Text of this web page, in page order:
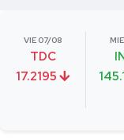
VIE 07/08
TDC
17.2195